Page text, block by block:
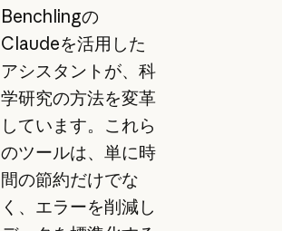
Benchlingの
Claudeを活用した
アシスタントが、科
学研究の方法を変革
しています。これら
のツールは、単に時
間の節約だけでな
く、エラーを削減し